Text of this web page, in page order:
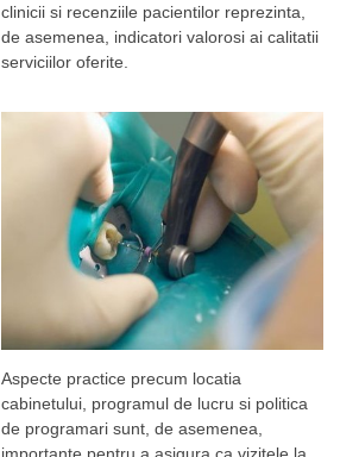
clinicii si recenziile pacientilor reprezinta,
de asemenea, indicatori valorosi ai calitatii
serviciilor oferite.
Aspecte practice precum locatia
cabinetului, programul de lucru si politica
de programari sunt, de asemenea,